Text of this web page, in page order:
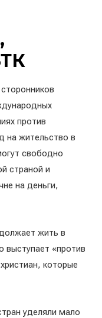
против
на жительство в
свободно
страной и
на деньги,
жить в
выступает «против
которые
уделяли мало